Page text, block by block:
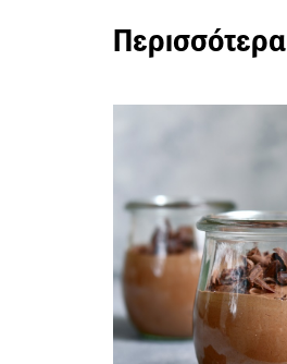
Περισσότερα